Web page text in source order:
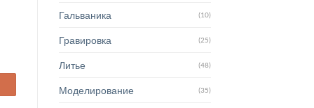
Гальваника (10)
Гравировка (25)
Литье (48)
Моделирование (35)